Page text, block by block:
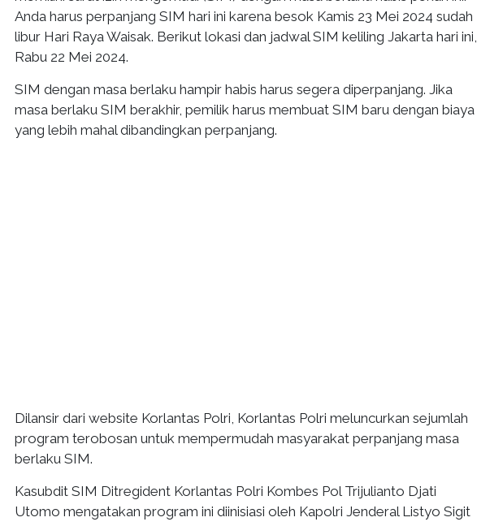
Anda harus perpanjang SIM hari ini karena besok Kamis 23 Mei 2024 sudah
libur Hari Raya Waisak. Berikut lokasi dan jadwal SIM keliling Jakarta hari ini,
Rabu 22 Mei 2024.
SIM dengan masa berlaku hampir habis harus segera diperpanjang. Jika
masa berlaku SIM berakhir, pemilik harus membuat SIM baru dengan biaya
yang lebih mahal dibandingkan perpanjang.
Dilansir dari website Korlantas Polri, Korlantas Polri meluncurkan sejumlah
program terobosan untuk mempermudah masyarakat perpanjang masa
berlaku SIM.
Kasubdit SIM Ditregident Korlantas Polri Kombes Pol Trijulianto Djati
Utomo mengatakan program ini diinisiasi oleh Kapolri Jenderal Listyo Sigit